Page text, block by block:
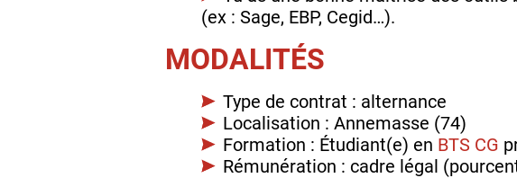
(ex : Sage, EBP, Cegid…).
MODALITÉS
Type de contrat : alternance
Localisation : Annemasse (74)
Formation : Étudiant(e) en BTS CG
Rémunération : cadre légal